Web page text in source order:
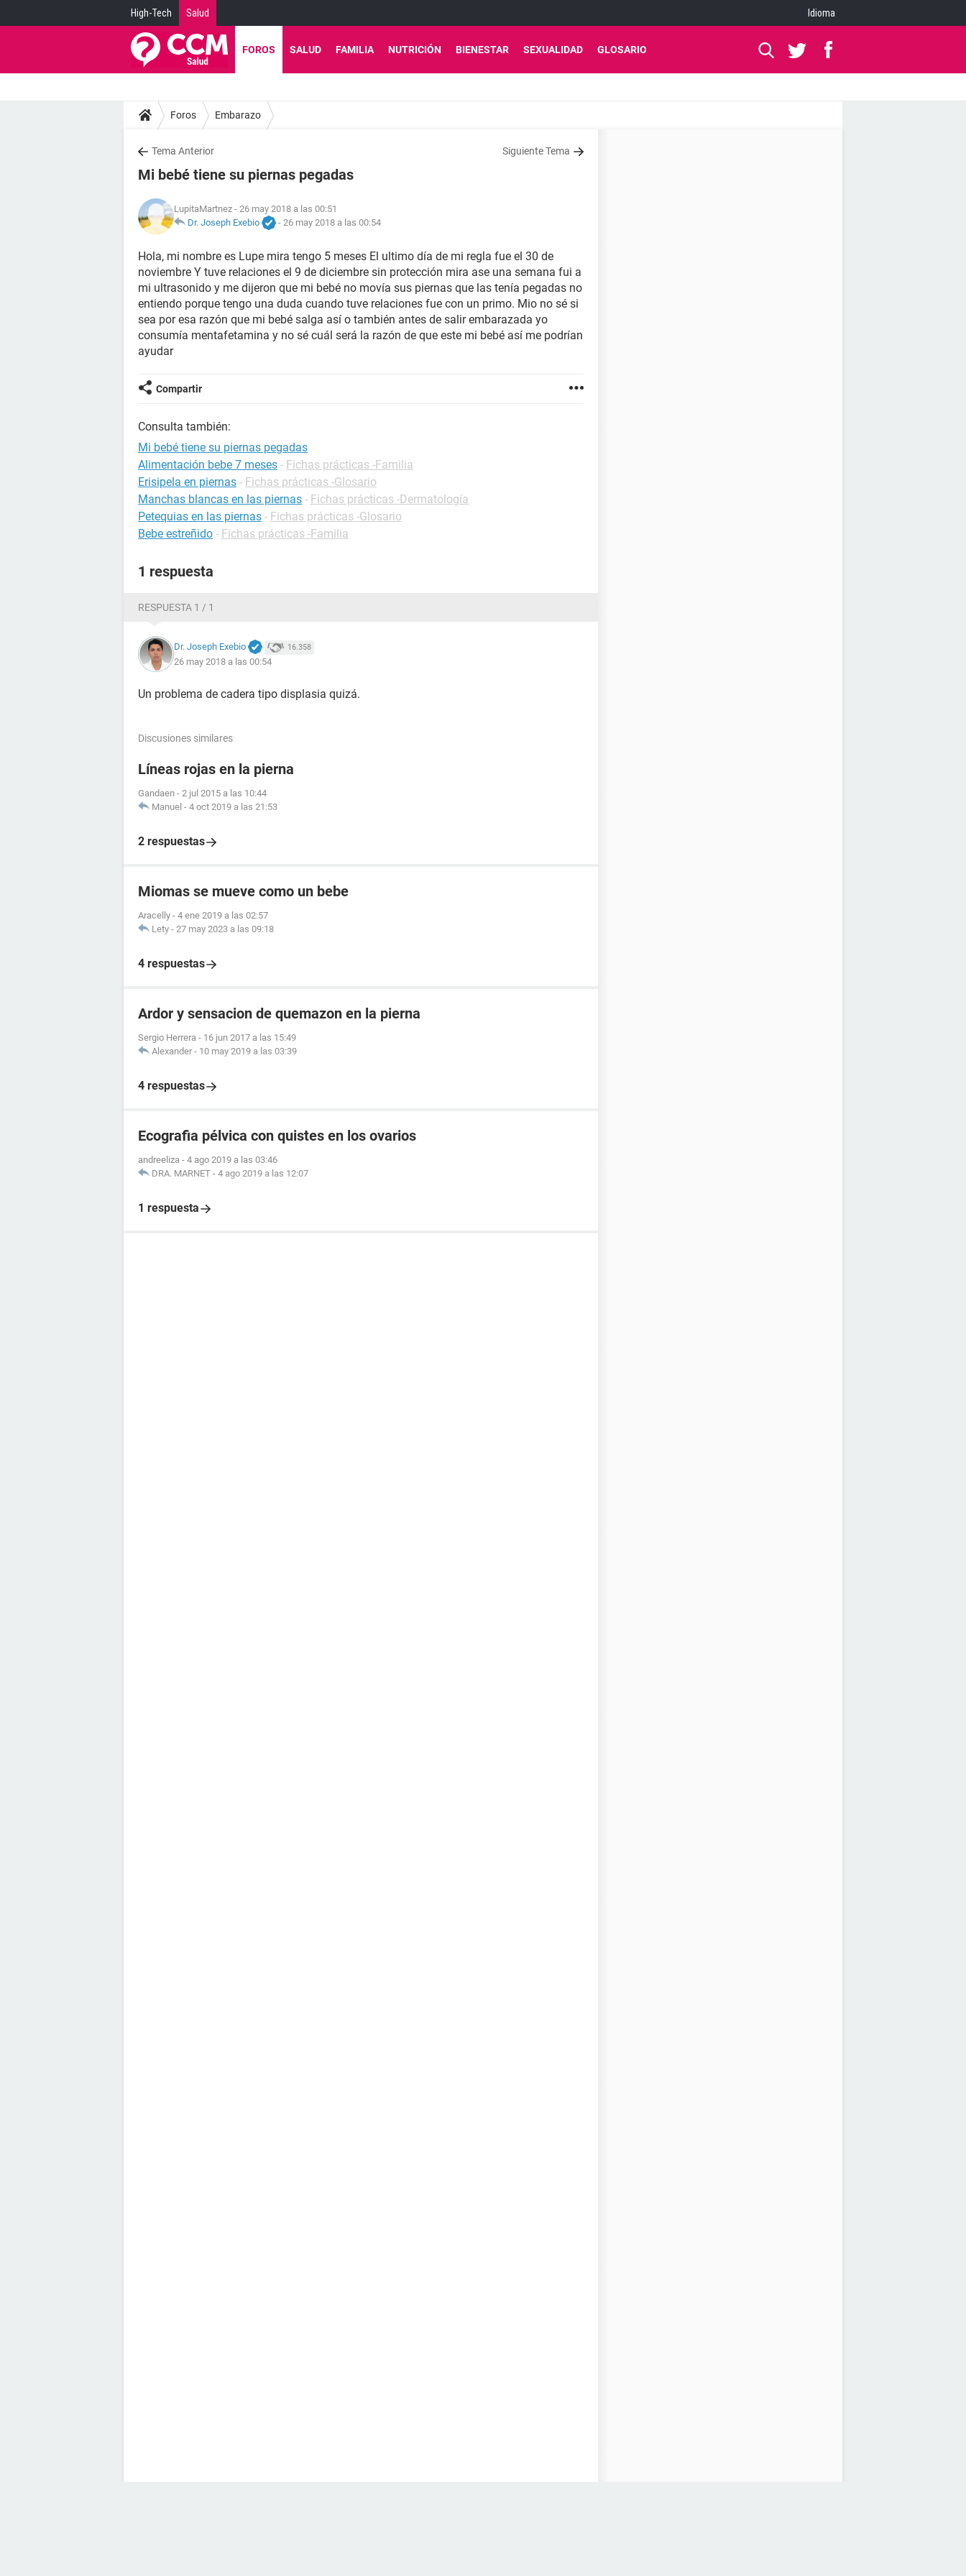
High-Tech Salud Idioma
FOROS SALUD FAMILIA NUTRICIÓN BIENESTAR SEXUALIDAD GLOSARIO
Foros Embarazo
Tema Anterior Siguiente Tema
Mi bebé tiene su piernas pegadas
LupitaMartnez - 26 may 2018 a las 00:51
Dr. Joseph Exebio
- 26 may 2018 a las 00:54
Hola, mi nombre es Lupe mira tengo 5 meses El ultimo día de mi regla fue el 30 de
noviembre Y tuve relaciones el 9 de diciembre sin protección mira ase una semana fui a
mi ultrasonido y me dijeron que mi bebé no movía sus piernas que las tenía pegadas no
entiendo porque tengo una duda cuando tuve relaciones fue con un primo. Mio no sé si
sea por esa razón que mi bebé salga así o también antes de salir embarazada yo
consumía mentafetamina y no sé cuál será la razón de que este mi bebé así me podrían
ayudar
Compartir
Consulta también:
Mi bebé tiene su piernas pegadas
Alimentación bebe 7 meses - Fichas prácticas -Familia
Erisipela en piernas - Fichas prácticas -Glosario
Manchas blancas en las piernas - Fichas prácticas -Dermatología
Petequias en las piernas - Fichas prácticas -Glosario
Bebe estreñido - Fichas prácticas -Familia
1 respuesta
RESPUESTA 1 / 1
Dr. Joseph Exebio 16.358
26 may 2018 a las 00:54
Un problema de cadera tipo displasia quizá.
Discusiones similares
Líneas rojas en la pierna
Gandaen - 2 jul 2015 a las 10:44
Manuel - 4 oct 2019 a las 21:53
2 respuestas
Miomas se mueve como un bebe
Aracelly - 4 ene 2019 a las 02:57
Lety - 27 may 2023 a las 09:18
4 respuestas
Ardor y sensacion de quemazon en la pierna
Sergio Herrera - 16 jun 2017 a las 15:49
Alexander - 10 may 2019 a las 03:39
4 respuestas
Ecografia pélvica con quistes en los ovarios
andreeliza - 4 ago 2019 a las 03:46
DRA. MARNET - 4 ago 2019 a las 12:07
1 respuesta